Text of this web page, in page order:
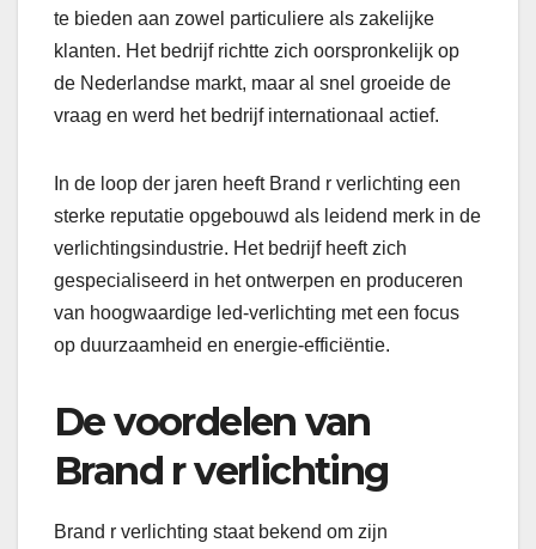
te bieden aan zowel particuliere als zakelijke
klanten. Het bedrijf richtte zich oorspronkelijk op
de Nederlandse markt, maar al snel groeide de
vraag en werd het bedrijf internationaal actief.
In de loop der jaren heeft Brand r verlichting een
sterke reputatie opgebouwd als leidend merk in de
verlichtingsindustrie. Het bedrijf heeft zich
gespecialiseerd in het ontwerpen en produceren
van hoogwaardige led-verlichting met een focus
op duurzaamheid en energie-efficiëntie.
De voordelen van
Brand r verlichting
Brand r verlichting staat bekend om zijn